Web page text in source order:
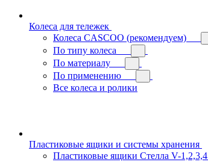
Колеса для тележек
Колеса CASCOO (рекомендуем)
По типу колеса
По материалу
По применению
Все колеса и ролики
Пластиковые ящики и системы хранения
Пластиковые ящики Стелла V-1,2,3,4